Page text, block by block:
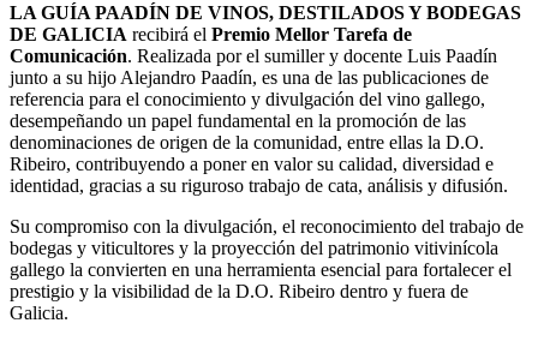
LA GUÍA PAADÍN DE VINOS, DESTILADOS Y BODEGAS
DE GALICIA recibirá el Premio Mellor Tarefa de
Comunicación. Realizada por el sumiller y docente Luis Paadín
junto a su hijo Alejandro Paadín, es una de las publicaciones de
referencia para el conocimiento y divulgación del vino gallego,
desempeñando un papel fundamental en la promoción de las
denominaciones de origen de la comunidad, entre ellas la D.O.
Ribeiro, contribuyendo a poner en valor su calidad, diversidad e
identidad, gracias a su riguroso trabajo de cata, análisis y difusión.
Su compromiso con la divulgación, el reconocimiento del trabajo de
bodegas y viticultores y la proyección del patrimonio vitivinícola
gallego la convierten en una herramienta esencial para fortalecer el
prestigio y la visibilidad de la D.O. Ribeiro dentro y fuera de
Galicia.